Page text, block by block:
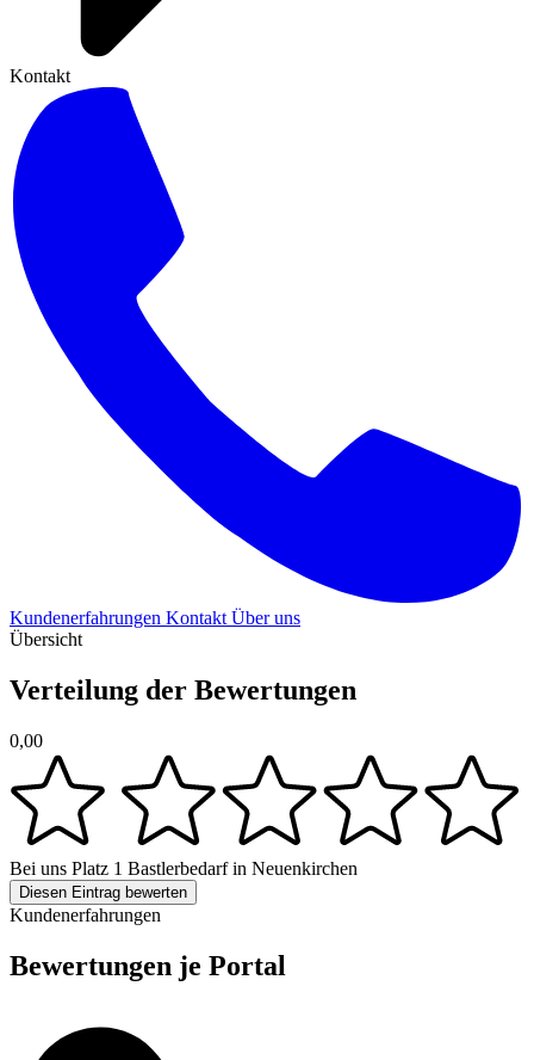
Kontakt
Kundenerfahrungen Kontakt Über uns
Übersicht
Verteilung der Bewertungen
0,00
Bei uns Platz 1 Bastlerbedarf in Neuenkirchen
Diesen Eintrag bewerten
Kundenerfahrungen
Bewertungen je Portal